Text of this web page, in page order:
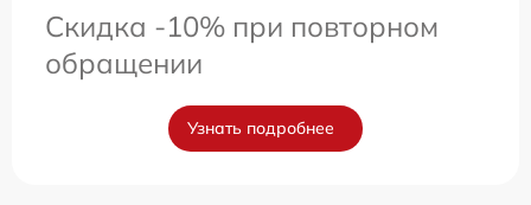
Скидка -10% при повторном
обращении
Узнать подробнее